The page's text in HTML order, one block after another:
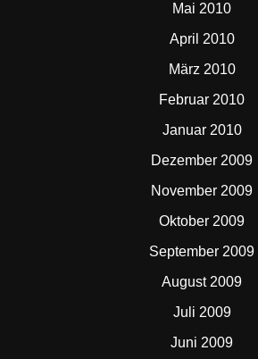
Mai 2010
April 2010
März 2010
Februar 2010
Januar 2010
Dezember 2009
November 2009
Oktober 2009
September 2009
August 2009
Juli 2009
Juni 2009